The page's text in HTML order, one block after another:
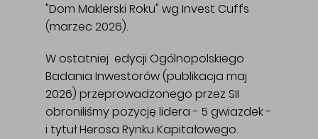
"Dom Maklerski Roku" wg Invest Cuffs
(marzec 2026).
W ostatniej edycji Ogólnopolskiego
Badania Inwestorów (publikacja maj
2026) przeprowadzonego przez SII
obroniliśmy pozycję lidera - 5 gwiazdek -
i tytuł Herosa Rynku Kapitałowego.